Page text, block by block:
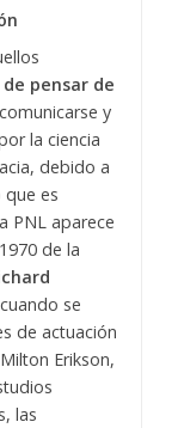
pensar de
y
la ciencia
debido a
es
PNL aparece
de la
se
de actuación
Erikson,
las